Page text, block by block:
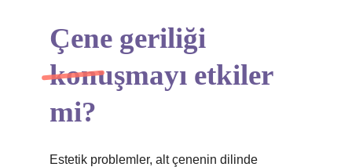
Çene geriliği
konuşmayı etkiler
mi?
Estetik problemler, alt çenenin dilinde